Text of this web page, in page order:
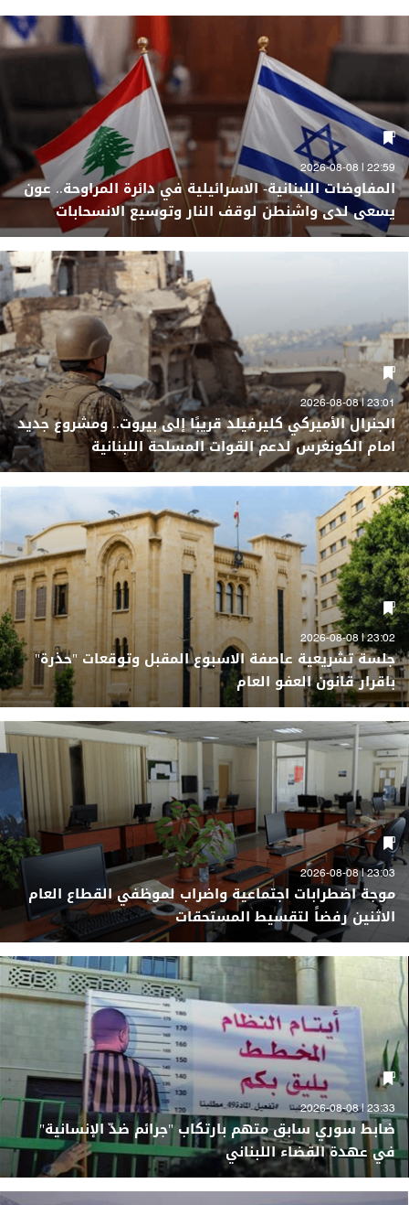
22:59 | 2026-08-08
المفاوضات اللبنانية- الاسرائيلية في دائرة المراوحة.. عون
يسعى لدى واشنطن لوقف النار وتوسيع الانسحابات
23:01 | 2026-08-08
الجنرال الأميركي كليرفيلد قريبًا إلى بيروت.. ومشروع جديد
امام الكونغرس لدعم القوات المسلحة اللبنانية
23:02 | 2026-08-08
جلسة تشريعية عاصفة الاسبوع المقبل وتوقعات "حذرة"
باقرار قانون العفو العام
23:03 | 2026-08-08
موجة اضطرابات اجتماعية واضراب لموظفي القطاع العام
الاثنين رفضاً لتقسيط المستحقات
23:33 | 2026-08-08
ضابط سوري سابق متهم بارتكاب "جرائم ضدّ الإنسانية"
في عهدة القضاء اللبناني